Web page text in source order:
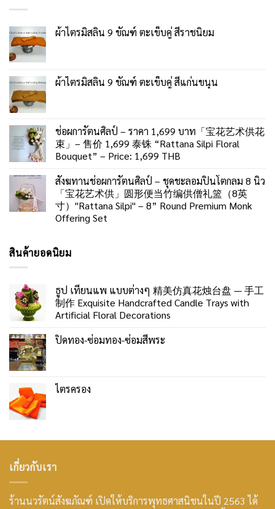
ผ้าไตรมิสลิน 9 ขัณฑ์ ตะเข็บคู่ สีราชนิยม
ผ้าไตรมิสลิน 9 ขัณฑ์ ตะเข็บคู่ สีแก่นขนุน
ช่อผการัตนศิลป์ – ราคา 1,699 บาท「宝花艺术供花
束」– 售价 1,699 泰铢 “Rattana Silpi Floral
Bouquet” – Price: 1,699 THB
สังฆทานช่อผการัตนศิลป์ – ชุดชะลอมปิ่นโตกลม 8 นิ้ว
「宝花艺术供」圆形便当竹编供僧礼篮（8英
寸）"Rattana Silpi" – 8” Round Premium Monk
Offering Set
สินค้ายอดนิยม
ธูป เทียนแพ แบบต่างๆ 精美仿真花烛台盘 — 手工
制作 Exquisite Handcrafted Candle Trays with
Artificial Floral Decorations
ปิดทอง-ซ่อมทอง-ซ่อมสีพระ
ไตรครอง
เกี่ยวกับเรา
ร้านนวรัตน์สังฆภัณฑ์ เปิดให้บริการพุทธศาสนิชนในปี 2563 ได้